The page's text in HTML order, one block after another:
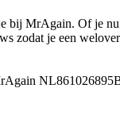
bij MrAgain. Of je
zodat je een